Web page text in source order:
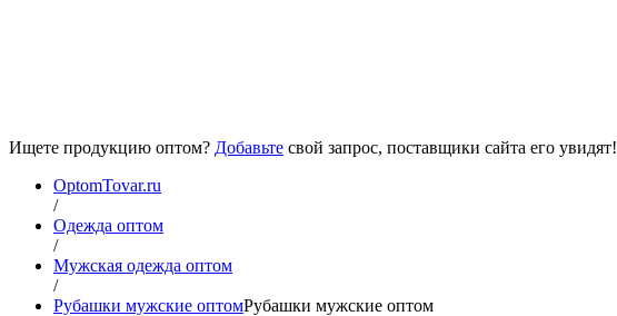
Ищете продукцию оптом? Добавьте свой запрос, поставщики сайта его увидят!
OptomTovar.ru
/
Одежда оптом
/
Мужская одежда оптом
/
Рубашки мужские оптомРубашки мужские оптом